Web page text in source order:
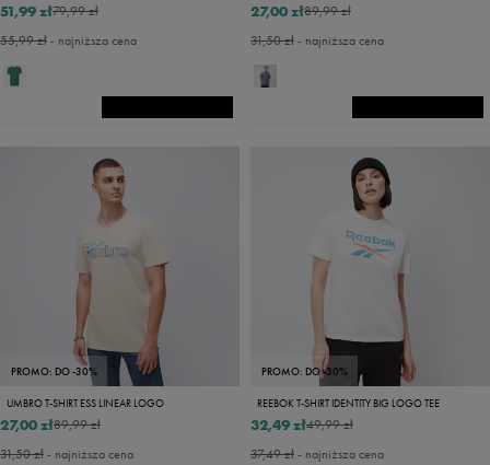
79,99 zł
51,99 zł
55,99 zł- najniższa cena
89,99 zł
27,00 zł
31,50 zł- najniższa cena
PROMO: DO -30%
UMBRO T-SHIRT ESS LINEAR LOGO
89,99 zł
27,00 zł
31,50 zł- najniższa cena
PROMO: DO -30%
REEBOK T-SHIRT IDENTITY BIG LOGO TEE
49,99 zł
32,49 zł
37,49 zł- najniższa cena